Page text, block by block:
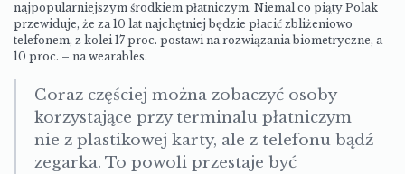
najpopularniejszym środkiem płatniczym. Niemal co piąty Polak
przewiduje, że za 10 lat najchętniej będzie płacić zbliżeniowo
telefonem, z kolei 17 proc. postawi na rozwiązania biometryczne, a
10 proc. – na wearables.
Coraz częściej można zobaczyć osoby
korzystające przy terminalu płatniczym
nie z plastikowej karty, ale z telefonu bądź
zegarka. To powoli przestaje być